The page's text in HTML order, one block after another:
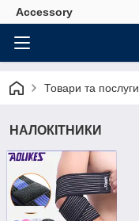
Accessory
Товари та послуги
НАЛОКІТНИКИ